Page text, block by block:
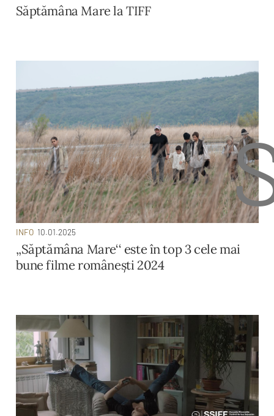
Săptămâna Mare la TIFF
INFO 10.01.2025
,,Săptămâna Mare‘‘ este în top 3 cele mai
bune filme românești 2024